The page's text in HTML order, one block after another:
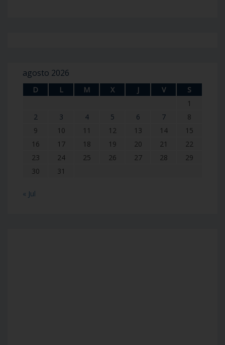
agosto 2026
D L M X J V
S
1
2
3 4 5 6 7
8
9
10 11 12 13 14
15
16
17 18 19 20 21
22
23
24 25 26 27 28
29
30
31
« Jul